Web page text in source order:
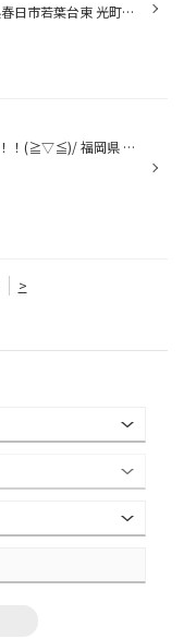
こんにちは！ 福岡県春日市若葉台東 光町交差点近くにあるタイヤ館春日店です！ いつもタイヤ館春日店のwebをご覧頂き 誠に有難うございます(*^▽^*) 今回、ホンダ インサイトのタイヤ交換を行いました♪ 今回装着したタイヤは、 【SEIBERLING SL101 175/65R15】です！ こちらのタイヤは、 ブリヂスト...
皆さんこんにちは～！！(≧▽≦)/ 福岡県 春日市 にある タイヤ屋さん タイヤ館 春日店のWEBを ご覧頂き誠にありがとうございます₍₍ ( ๑॔˃̶◡ ˂̶๑॓)◞♡ タイヤの空気圧チェックはされてありますか？ タイヤの空気は、使わなくても自然に抜けてしまいます。 空気圧不足だと、偏ったタイヤのすり減りや 走...
>